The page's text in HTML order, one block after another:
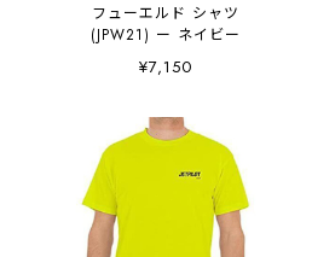
フューエルド シャツ
(JPW21) ー ネイビー
¥7,150